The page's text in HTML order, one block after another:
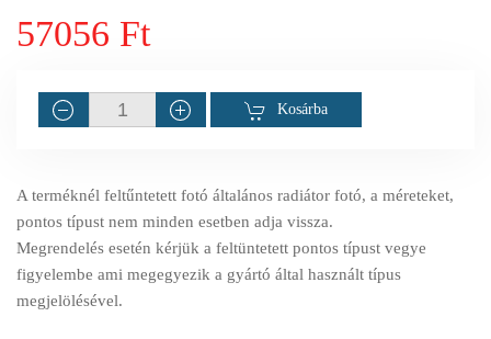
57056 Ft
Kosárba
A terméknél feltűntetett fotó általános radiátor fotó, a méreteket,
pontos típust nem minden esetben adja vissza.
Megrendelés esetén kérjük a feltüntetett pontos típust vegye
figyelembe ami megegyezik a gyártó által használt típus
megjelölésével.